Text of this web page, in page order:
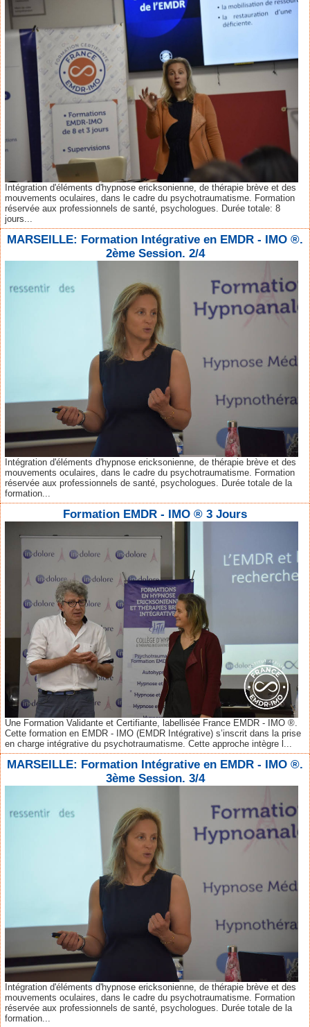
Intégration d'éléments d'hypnose ericksonienne, de thérapie brève et des
mouvements oculaires, dans le cadre du psychotraumatisme. Formation
réservée aux professionnels de santé, psychologues. Durée totale: 8
jours...
MARSEILLE: Formation Intégrative en EMDR - IMO ®.
2ème Session. 2/4
Intégration d'éléments d'hypnose ericksonienne, de thérapie brève et des
mouvements oculaires, dans le cadre du psychotraumatisme. Formation
réservée aux professionnels de santé, psychologues. Durée totale de la
formation...
Formation EMDR - IMO ® 3 Jours
Une Formation Validante et Certifiante, labellisée France EMDR - IMO ®.
Cette formation en EMDR - IMO (EMDR Intégrative) s’inscrit dans la prise
en charge intégrative du psychotraumatisme. Cette approche intègre l...
MARSEILLE: Formation Intégrative en EMDR - IMO ®.
3ème Session. 3/4
Intégration d'éléments d'hypnose ericksonienne, de thérapie brève et des
mouvements oculaires, dans le cadre du psychotraumatisme. Formation
réservée aux professionnels de santé, psychologues. Durée totale de la
formation...